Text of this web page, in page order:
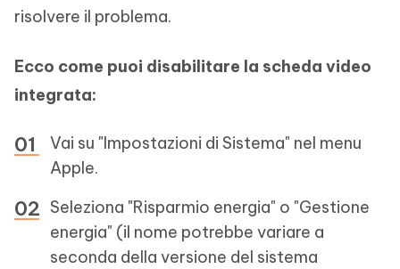
risolvere il problema.
Ecco come puoi disabilitare la scheda video
integrata:
Vai su "Impostazioni di Sistema" nel menu
Apple.
Seleziona "Risparmio energia" o "Gestione
energia" (il nome potrebbe variare a
seconda della versione del sistema